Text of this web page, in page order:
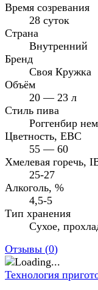
Время созревания
28 суток
Страна
Внутренний
Бренд
Своя Кружка
Объём
20 — 23 л
Стиль пива
Роггенбир
Цветность, EBC
55 — 60
Хмелевая горечь,
25-27
Алкоголь, %
4,5-5
Тип хранения
Сухое,
Отзывы (0)
Технология